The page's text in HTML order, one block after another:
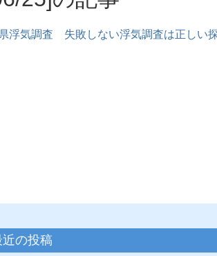
浮気調査 失敗しない浮気調査は正しい
近の投稿